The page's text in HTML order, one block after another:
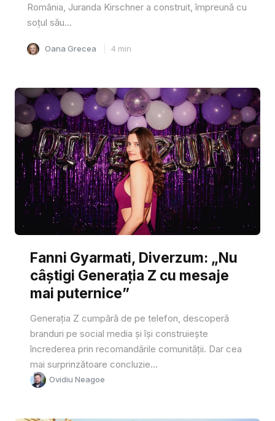
România, Juranda Kirschner a construit, împreună cu
soțul său...
Oana Grecea 4 min
Fanni Gyarmati, Diverzum: „Nu
câștigi Generația Z cu mesaje
mai puternice”
Generația Z cumpără de pe telefon, descoperă
branduri pe social media și își construiește
încrederea prin recomandările comunității. Dar cea
mai surprinzătoare concluzie...
Ovidiu Neagoe